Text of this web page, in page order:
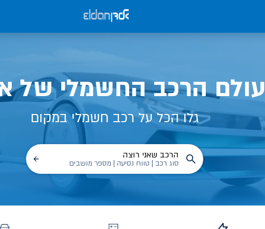
עולם הרכב החשמלי של
גלו הכל על רכב חשמלי במקום
הרכב שאני רוצה
סוג רכב | טווח נסיעה | מספר מושבים